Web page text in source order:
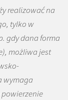
realizować na
tylko w
gdy dana forma
możliwa jest
wymaga